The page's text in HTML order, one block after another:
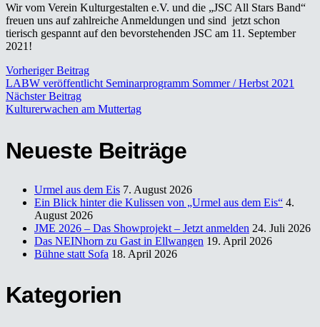
Wir vom Verein Kulturgestalten e.V. und die „JSC All Stars Band“
freuen uns auf zahlreiche Anmeldungen und sind jetzt schon
tierisch gespannt auf den bevorstehenden JSC am 11. September
2021!
Vorheriger Beitrag
LABW veröffentlicht Seminarprogramm Sommer / Herbst 2021
Nächster Beitrag
Kulturerwachen am Muttertag
Neueste Beiträge
Urmel aus dem Eis 7. August 2026
Ein Blick hinter die Kulissen von „Urmel aus dem Eis“ 4.
August 2026
JME 2026 – Das Showprojekt – Jetzt anmelden 24. Juli 2026
Das NEINhorn zu Gast in Ellwangen 19. April 2026
Bühne statt Sofa 18. April 2026
Kategorien